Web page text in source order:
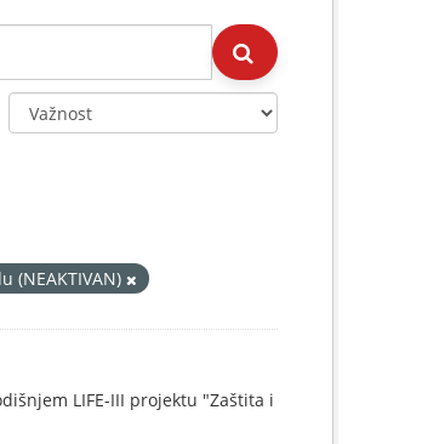
(NEAKTIVAN)
LIFE-III projektu "Zaštita i